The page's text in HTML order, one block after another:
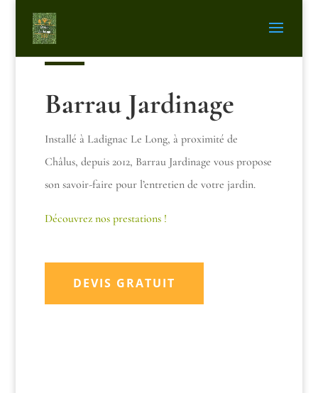
Barrau Jardinage
Installé à Ladignac Le Long, à proximité de
Châlus, depuis 2012, Barrau Jardinage vous propose
son savoir-faire pour l’entretien de votre jardin.
Découvrez nos prestations !
DEVIS GRATUIT